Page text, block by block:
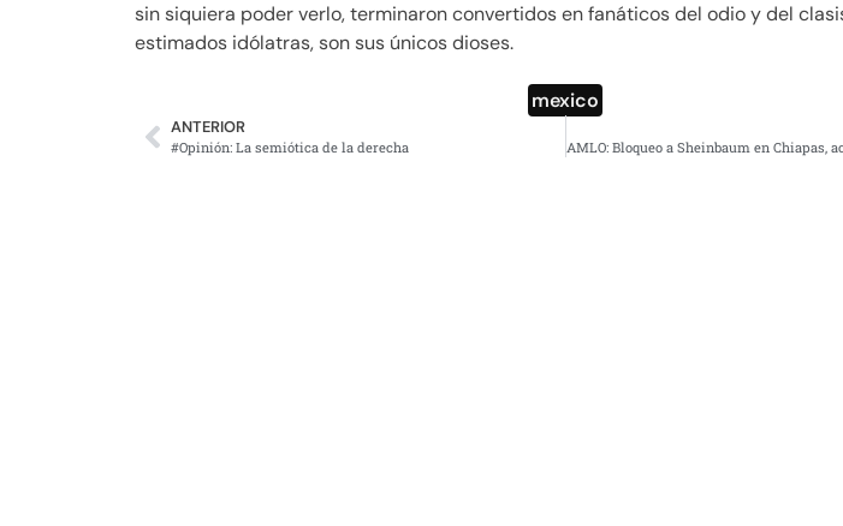
sin siquiera poder verlo, terminaron convertidos en fanáticos del odio y del
estimados idólatras, son sus únicos dioses.
mexico
ANTERIOR
#Opinión: La semiótica de la derecha